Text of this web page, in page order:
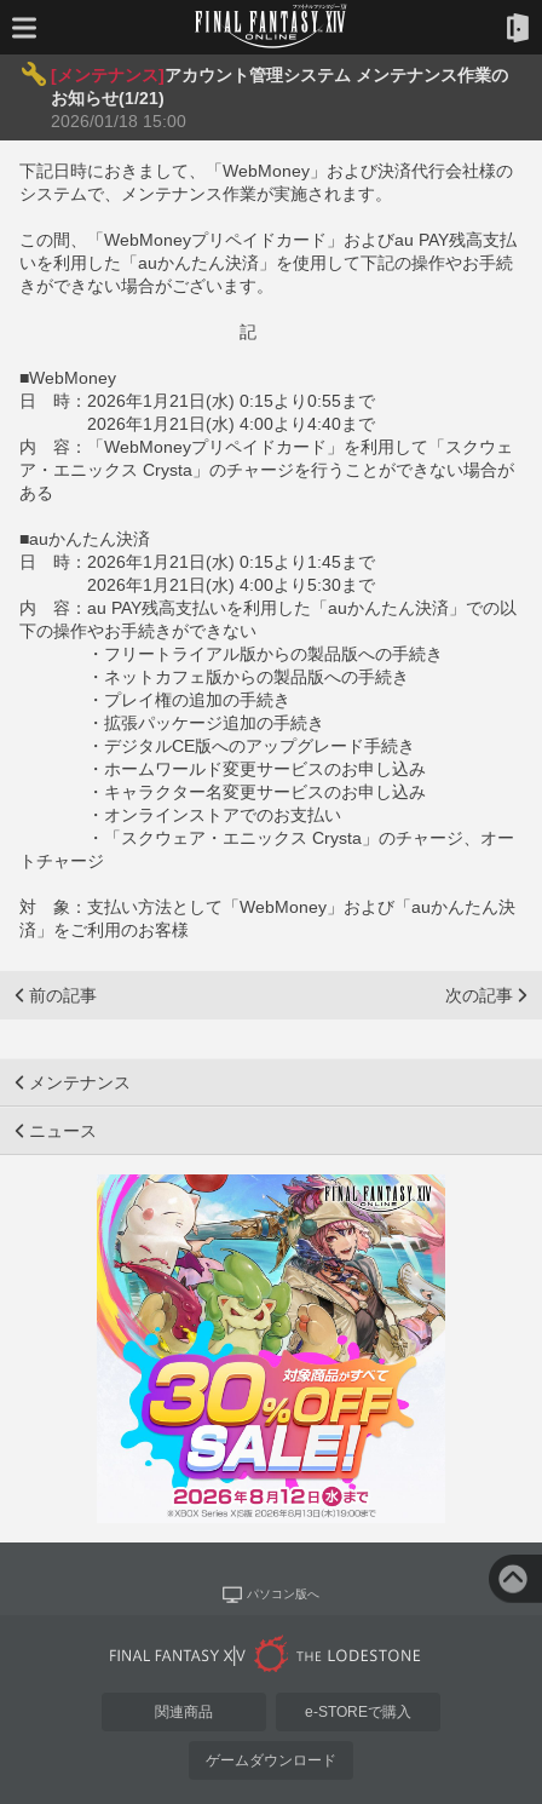
[メンテナンス]アカウント管理システム メンテナンス作業の
お知らせ(1/21)
2026/01/18 15:00
下記日時におきまして、「WebMoney」および決済代行会社様の
システムで、メンテナンス作業が実施されます。
この間、「WebMoneyプリペイドカード」およびau PAY残高支払
いを利用した「auかんたん決済」を使用して下記の操作やお手続
きができない場合がございます。
記
■WebMoney
日 時：2026年1月21日(水) 0:15より0:55まで
2026年1月21日(水) 4:00より4:40まで
内 容：「WebMoneyプリペイドカード」を利用して「スクウェ
ア・エニックス Crysta」のチャージを行うことができない場合が
ある
■auかんたん決済
日 時：2026年1月21日(水) 0:15より1:45まで
2026年1月21日(水) 4:00より5:30まで
内 容：au PAY残高支払いを利用した「auかんたん決済」での以
下の操作やお手続きができない
・フリートライアル版からの製品版への手続き
・ネットカフェ版からの製品版への手続き
・プレイ権の追加の手続き
・拡張パッケージ追加の手続き
・デジタルCE版へのアップグレード手続き
・ホームワールド変更サービスのお申し込み
・キャラクター名変更サービスのお申し込み
・オンラインストアでのお支払い
・「スクウェア・エニックス Crysta」のチャージ、オー
トチャージ
対 象：支払い方法として「WebMoney」および「auかんたん決
済」をご利用のお客様
前の記事 次の記事
メンテナンス
ニュース
パソコン版へ
関連商品 e-STOREで購入
ゲームダウンロード